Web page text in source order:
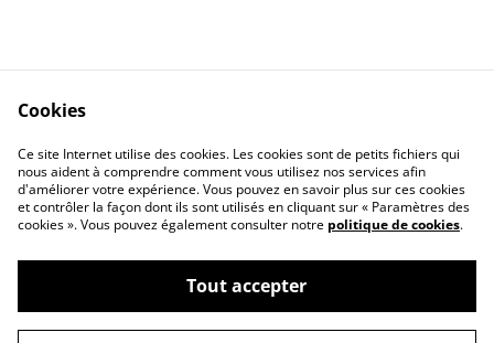
Contactez-nous
Conditions
Politique de
confidentialité
Politique de cookies
©2026Mediaphons13
Cookies
Ce site Internet utilise des cookies. Les cookies sont de petits fichiers qui
nous aident à comprendre comment vous utilisez nos services afin
d'améliorer votre expérience. Vous pouvez en savoir plus sur ces cookies
et contrôler la façon dont ils sont utilisés en cliquant sur « Paramètres des
cookies ». Vous pouvez également consulter notre politique de cookies.
Tout accepter